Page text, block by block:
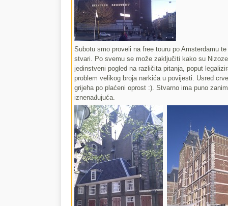
Subotu smo proveli na free touru po Amsterdamu
stvari. Po svemu se može zaključiti kako su
jedinstveni pogled na različita pitanja, poput
problem velikog broja narkića u povijesti. Usred
grijeha po plaćeni oprost :). Stvarno ima puno
iznenađujuća.